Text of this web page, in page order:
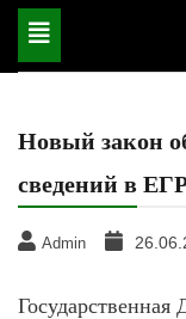
Toggle
navigation
Новый закон
сведений в
Admin